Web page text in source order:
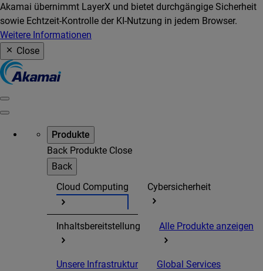
Akamai übernimmt LayerX und bietet durchgängige Sicherheit
sowie Echtzeit-Kontrolle der KI-Nutzung in jedem Browser.
Weitere Informationen
Close
Produkte
Back Produkte Close
Back
Cloud Computing
Cybersicherheit
Inhaltsbereitstellung Alle Produkte anzeigen
Unsere Infrastruktur Global Services